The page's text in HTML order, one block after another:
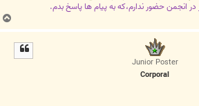
انجمن حضور ندارم،که به پیام ها پاسخ بدم.
Junior Poster
Corporal